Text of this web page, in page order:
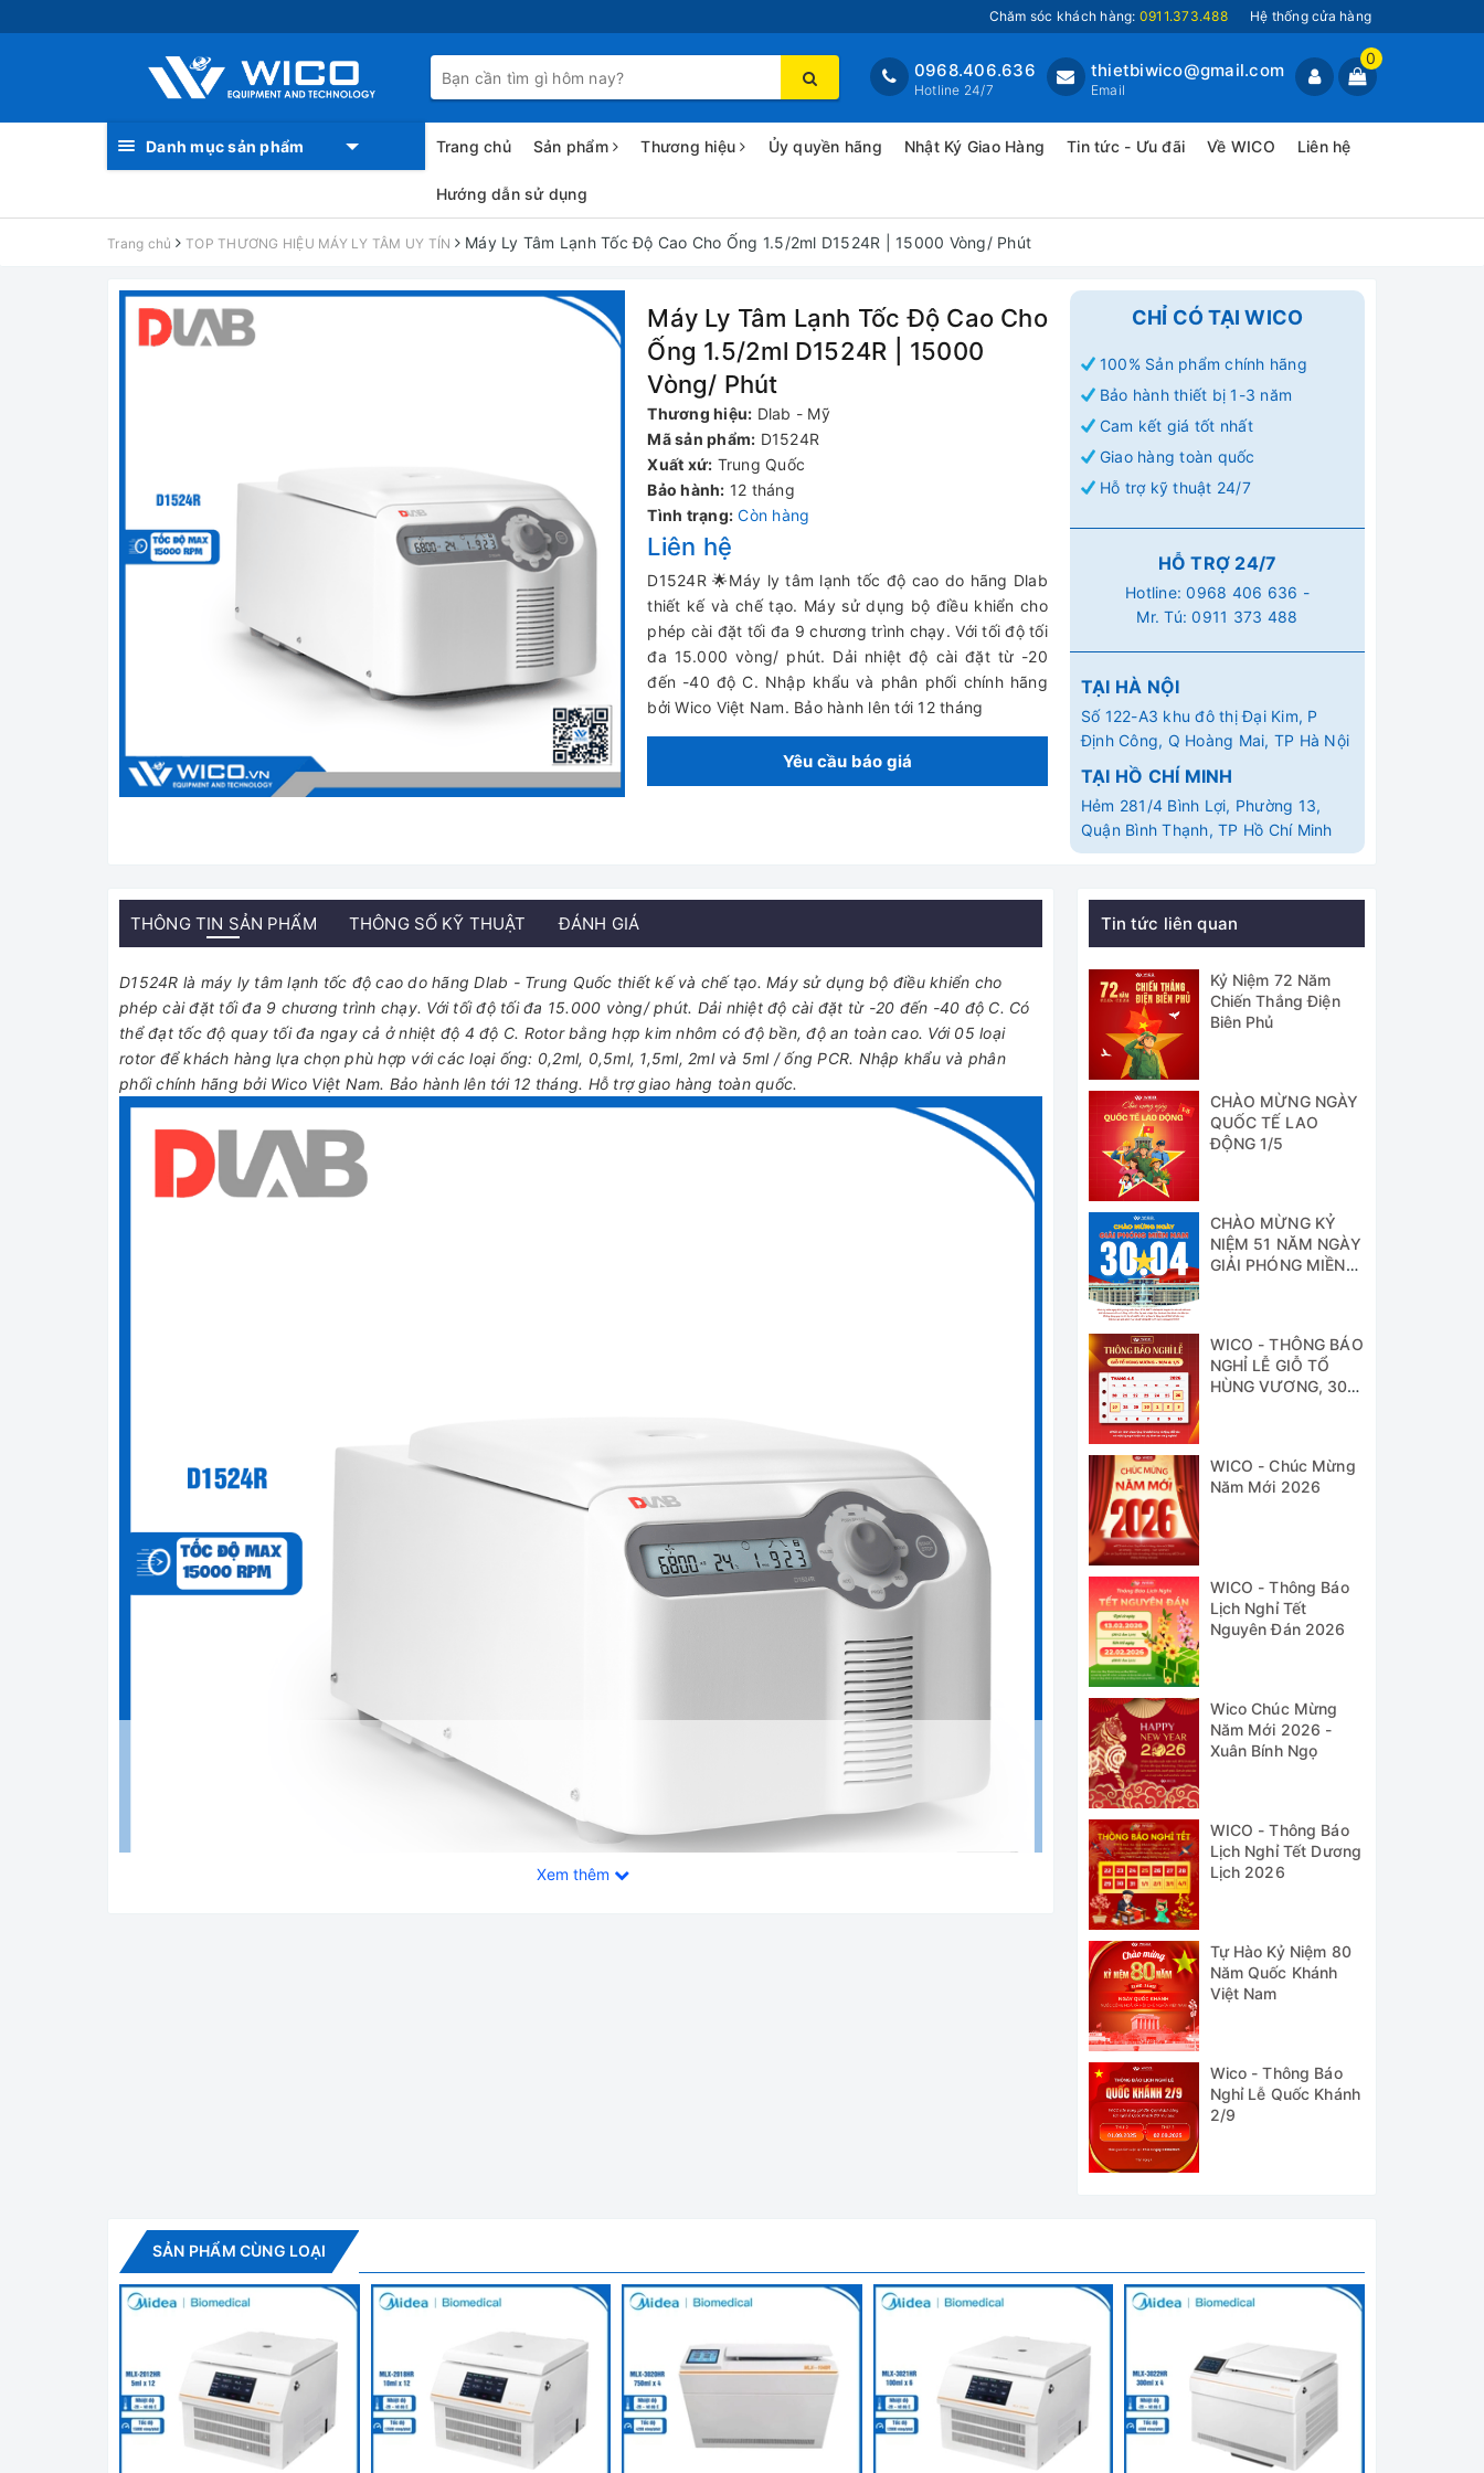
Chăm sóc khách hàng: 0911.373.488 Hệ thống cửa hàng
0
thietbiwico@gmail.com
Email
0968.406.636
Hotline 24/7
Danh mục sản phẩm Trang chủ Sản phẩm Thương hiệu Ủy quyền hãng Nhật Ký Giao Hàng Tin tức - Ưu đãi Về WICO Liên hệ
Hướng dẫn sử dụng
Trang chủ TOP THƯƠNG HIỆU MÁY LY TÂM UY TÍN Máy Ly Tâm Lạnh Tốc Độ Cao Cho Ống 1.5/2ml D1524R | 15000 Vòng/ Phút
Máy Ly Tâm Lạnh Tốc Độ Cao Cho
Ống 1.5/2ml D1524R | 15000
Vòng/ Phút
Thương hiệu: Dlab - Mỹ
Mã sản phẩm: D1524R
Xuất xứ: Trung Quốc
Bảo hành: 12 tháng
Tình trạng: Còn hàng
Liên hệ
D1524R 🌟Máy ly tâm lạnh tốc độ cao do hãng Dlab
thiết kế và chế tạo. Máy sử dụng bộ điều khiển cho
phép cài đặt tối đa 9 chương trình chạy. Với tối độ tối
đa 15.000 vòng/ phút. Dải nhiệt độ cài đặt từ -20
đến -40 độ C. Nhập khẩu và phân phối chính hãng
bởi Wico Việt Nam. Bảo hành lên tới 12 tháng
Yêu cầu báo giá
CHỈ CÓ TẠI WICO
100% Sản phẩm chính hãng
Bảo hành thiết bị 1-3 năm
Cam kết giá tốt nhất
Giao hàng toàn quốc
Hỗ trợ kỹ thuật 24/7
HỖ TRỢ 24/7
Hotline:0968 406 636 -
Mr. Tú:0911 373 488
TẠI HÀ NỘI
Số 122-A3 khu đô thị Đại Kim, P
Định Công, Q Hoàng Mai, TP Hà Nội
TẠI HỒ CHÍ MINH
Hẻm 281/4 Bình Lợi, Phường 13,
Quận Bình Thạnh, TP Hồ Chí Minh
THÔNG TIN SẢN PHẨM THÔNG SỐ KỸ THUẬT ĐÁNH GIÁ
D1524R là máy ly tâm lạnh tốc độ cao do hãng Dlab - Trung Quốc thiết kế và chế tạo. Máy sử dụng bộ điều khiển cho
phép cài đặt tối đa 9 chương trình chạy. Với tối độ tối đa 15.000 vòng/ phút. Dải nhiệt độ cài đặt từ -20 đến -40 độ C. Có
thể đạt tốc độ quay tối đa ngay cả ở nhiệt độ 4 độ C. Rotor bằng hợp kim nhôm có độ bền, độ an toàn cao. Với 05 loại
rotor để khách hàng lựa chọn phù hợp với các loại ống: 0,2ml, 0,5ml, 1,5ml, 2ml và 5ml / ống PCR. Nhập khẩu và phân
phối chính hãng bởi Wico Việt Nam. Bảo hành lên tới 12 tháng. Hỗ trợ giao hàng toàn quốc.
- Khoá nắp bằng điện, có thể đóng nắp dễ dàng chỉ bằng 1 tay. Cảnh báo âm thanh yêu cầu đóng nắp. Đồng thời rotor chỉ
quay khi nắp đã được đóng hoàn toàn.
0,2ml, 0,5ml, 1,5ml, 2ml và 5ml / ống PCR.
Thông số kỹ thuật
D1524R
Xem thêm
Tin tức liên quan
Kỷ Niệm 72 Năm
Chiến Thắng Điện
Biên Phủ
CHÀO MỪNG NGÀY
QUỐC TẾ LAO
ĐỘNG 1/5
CHÀO MỪNG KỶ
NIỆM 51 NĂM NGÀY
GIẢI PHÓNG MIỀN
WICO - THÔNG BÁO
NGHỈ LỄ GIỖ TỔ
HÙNG VƯƠNG, 30/4
WICO - Chúc Mừng
Năm Mới 2026
WICO - Thông Báo
Lịch Nghỉ Tết
Nguyên Đán 2026
Wico Chúc Mừng
Năm Mới 2026 -
Xuân Bính Ngọ
WICO - Thông Báo
Lịch Nghỉ Tết Dương
Lịch 2026
Tự Hào Kỷ Niệm 80
Năm Quốc Khánh
Việt Nam
Wico - Thông Báo
Nghỉ Lễ Quốc Khánh
2/9
SẢN PHẨM CÙNG LOẠI